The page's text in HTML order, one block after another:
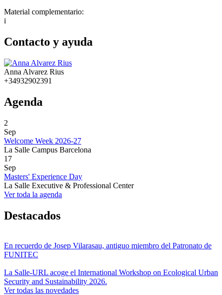
Material complementario:
i
Contacto y ayuda
Anna Alvarez Rius
+34932902391
Agenda
2
Sep
Welcome Week 2026-27
La Salle Campus Barcelona
17
Sep
Masters' Experience Day
La Salle Executive & Professional Center
Ver toda la agenda
Destacados
En recuerdo de Josep Vilarasau, antiguo miembro del Patronato de
FUNITEC
La Salle-URL acoge el International Workshop on Ecological Urban
Security and Sustainability 2026.
Ver todas las novedades